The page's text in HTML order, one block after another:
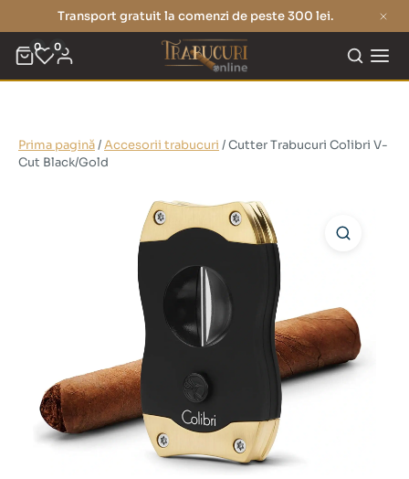
Transport gratuit la comenzi de peste 300 lei.
0 0
Prima pagină/Accesorii trabucuri / Cutter Trabucuri Colibri V-
Cut Black/Gold